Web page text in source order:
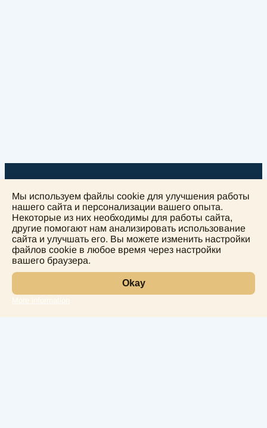
+
Мы используем файлы cookie для улучшения работы
нашего сайта и персонализации вашего опыта.
Некоторые из них необходимы для работы сайта,
другие помогают нам анализировать использование
сайта и улучшать его. Вы можете изменить настройки
файлов cookie в любое время через настройки
вашего браузера.
Okay
More information